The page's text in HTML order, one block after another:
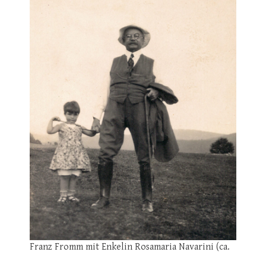
Franz Fromm mit Enkelin Rosamaria Navarini (ca.